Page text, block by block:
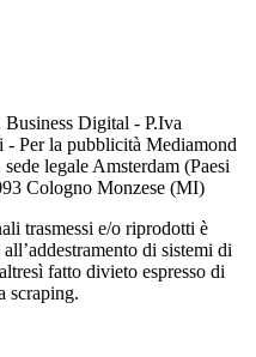
Digital - P.Iva
Per la pubblicità Mediamond
legale Amsterdam (Paesi
Cologno Monzese (MI)
trasmessi e/o riprodotti è
di sistemi di
fatto divieto espresso di
scraping.